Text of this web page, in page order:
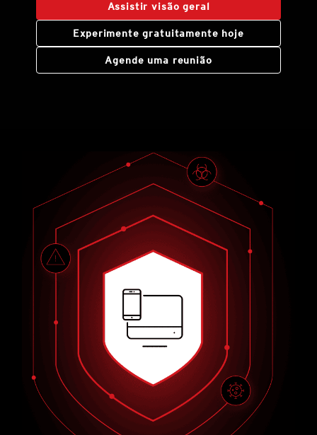
Assistir visão geral
Experimente gratuitamente hoje
Agende uma reunião